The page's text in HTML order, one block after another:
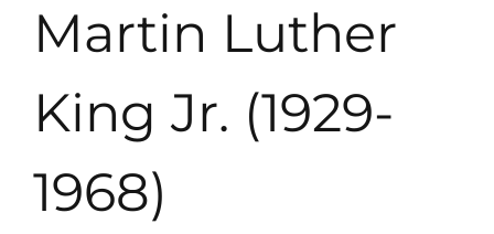
Martin Luther
King Jr. (1929-
1968)